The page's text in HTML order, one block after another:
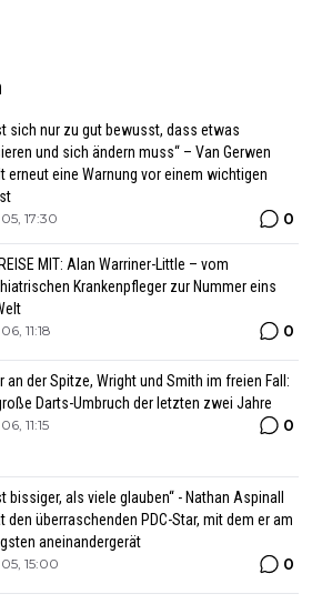
sich nur zu gut bewusst, dass etwas
und sich ändern muss“ – Van Gerwen
erneut eine Warnung vor einem wichtigen
17:30 0
MIT: Alan Warriner-Little – vom
Krankenpfleger zur Nummer eins
11:18 0
an der Spitze, Wright und Smith im freien Fall:
Darts-Umbruch der letzten zwei Jahre
11:15 0
bissiger, als viele glauben“ - Nathan Aspinall
den überraschenden PDC-Star, mit dem er am
aneinandergerät
15:00 0